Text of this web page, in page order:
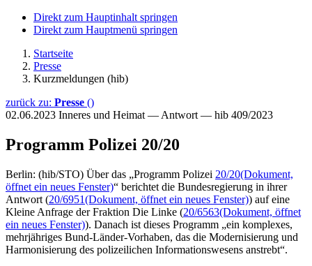
Direkt zum Hauptinhalt springen
Direkt zum Hauptmenü springen
Startseite
Presse
Kurzmeldungen (hib)
zurück zu: Presse ()
02.06.2023 Inneres und Heimat — Antwort — hib 409/2023
Programm Polizei 20/20
Berlin: (hib/STO) Über das „Programm Polizei 20/20(Dokument,
öffnet ein neues Fenster)“ berichtet die Bundesregierung in ihrer
Antwort (20/6951(Dokument, öffnet ein neues Fenster)) auf eine
Kleine Anfrage der Fraktion Die Linke (20/6563(Dokument, öffnet
ein neues Fenster)). Danach ist dieses Programm „ein komplexes,
mehrjähriges Bund-Länder-Vorhaben, das die Modernisierung und
Harmonisierung des polizeilichen Informationswesens anstrebt“.